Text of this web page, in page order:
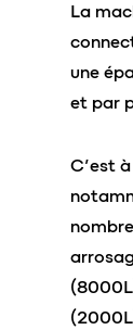
La
une
et par
C’est